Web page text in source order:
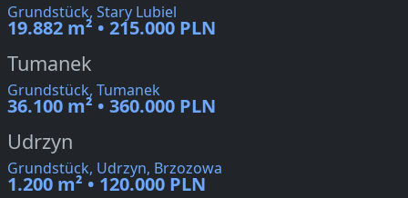
Grundstück, Stary Lubiel
19.882 m² • 215.000 PLN
Tumanek
Grundstück, Tumanek
36.100 m² • 360.000 PLN
Udrzyn
Grundstück, Udrzyn, Brzozowa
1.200 m² • 120.000 PLN